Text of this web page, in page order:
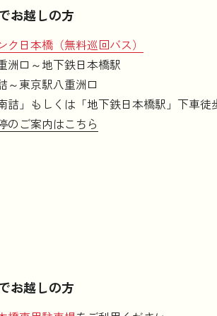
お越しの方
ク日本橋（無料巡回バス）
洲口～地下鉄日本橋駅
～東京駅八重洲口
詰」もしくは「地下鉄日本橋駅」下車徒
のご案内はこちら
お越しの方